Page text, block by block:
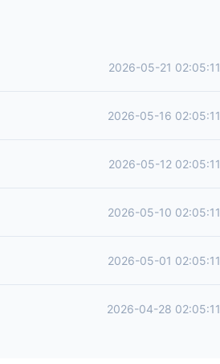
2026-05-21 02:05:11
2026-05-16 02:05:11
2026-05-12 02:05:11
2026-05-10 02:05:11
2026-05-01 02:05:11
2026-04-28 02:05:11